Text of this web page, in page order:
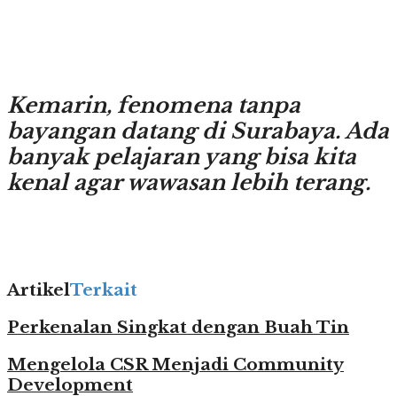
Kemarin, fenomena tanpa
bayangan datang di Surabaya. Ada
banyak pelajaran yang bisa kita
kenal agar wawasan lebih terang.
ArtikelTerkait
Perkenalan Singkat dengan Buah Tin
Mengelola CSR Menjadi Community
Development